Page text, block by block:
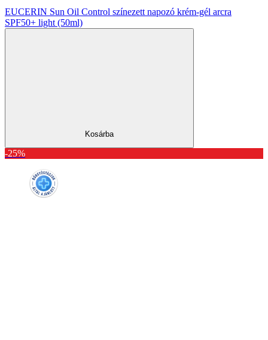
EUCERIN Sun Oil Control színezett napozó krém-gél arcra
SPF50+ light (50ml)
Kosárba
-25%